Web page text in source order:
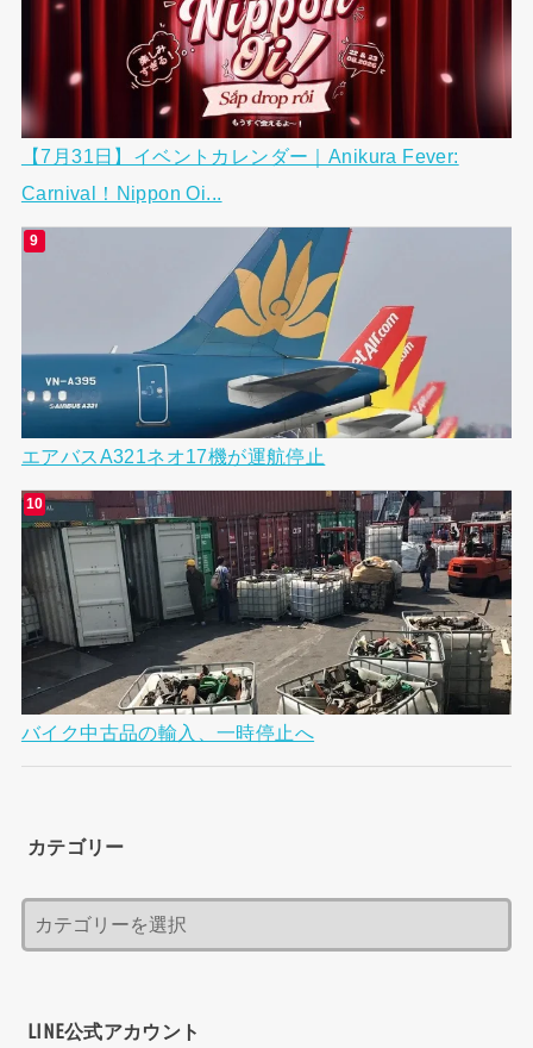
【7月31日】イベントカレンダー｜Anikura Fever:
Carnival！Nippon Oi...
エアバスA321ネオ17機が運航停止
バイク中古品の輸入、一時停止へ
カテゴリー
LINE公式アカウント